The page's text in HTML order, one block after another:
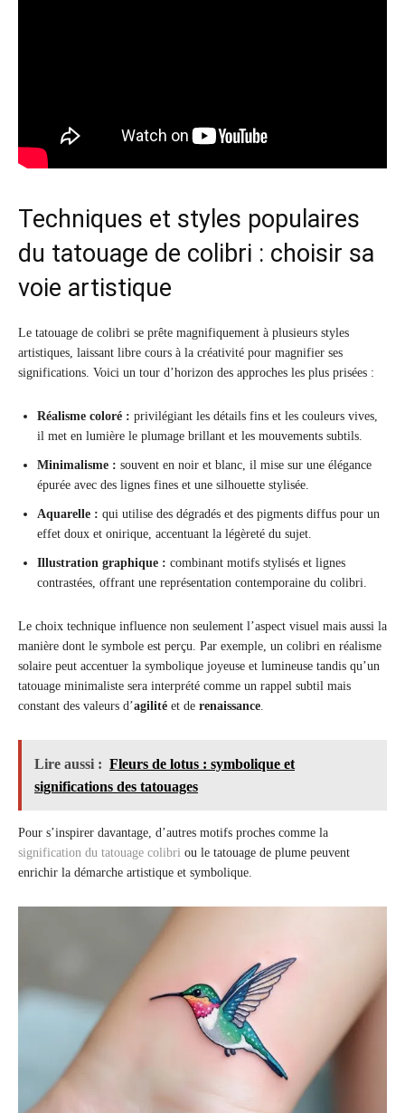
Techniques et styles populaires
du tatouage de colibri : choisir sa
voie artistique
Le tatouage de colibri se prête magnifiquement à plusieurs styles
artistiques, laissant libre cours à la créativité pour magnifier ses
significations. Voici un tour d’horizon des approches les plus prisées :
Réalisme coloré : privilégiant les détails fins et les couleurs vives,
il met en lumière le plumage brillant et les mouvements subtils.
Minimalisme : souvent en noir et blanc, il mise sur une élégance
épurée avec des lignes fines et une silhouette stylisée.
Aquarelle : qui utilise des dégradés et des pigments diffus pour un
effet doux et onirique, accentuant la légèreté du sujet.
Illustration graphique : combinant motifs stylisés et lignes
contrastées, offrant une représentation contemporaine du colibri.
Le choix technique influence non seulement l’aspect visuel mais aussi la
manière dont le symbole est perçu. Par exemple, un colibri en réalisme
solaire peut accentuer la symbolique joyeuse et lumineuse tandis qu’un
tatouage minimaliste sera interprété comme un rappel subtil mais
constant des valeurs d’agilité et de renaissance.
Lire aussi : Fleurs de lotus : symbolique et
significations des tatouages
Pour s’inspirer davantage, d’autres motifs proches comme la
signification du tatouage colibri ou le tatouage de plume peuvent
enrichir la démarche artistique et symbolique.